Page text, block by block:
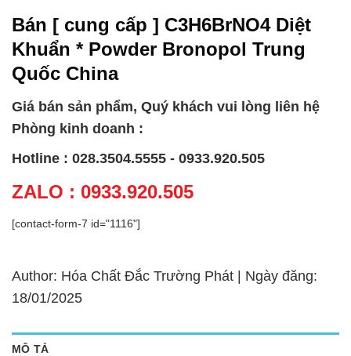
Bán [ cung cấp ] C3H6BrNO4 Diệt
Khuẩn * Powder Bronopol Trung
Quốc China
Giá bán sản phẩm, Quý khách vui lòng liên hệ
Phòng kinh doanh :
Hotline : 028.3504.5555 - 0933.920.505
ZALO : 0933.920.505
[contact-form-7 id="1116"]
Author: Hóa Chất Đắc Trường Phát | Ngày đăng:
18/01/2025
MÔ TẢ